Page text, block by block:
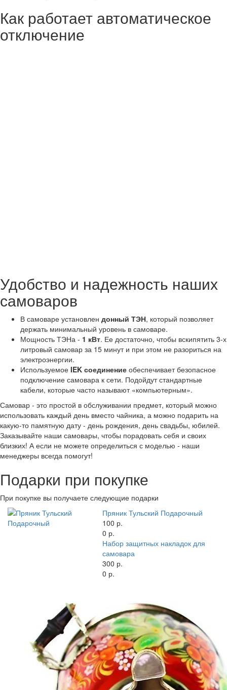
Как работает автоматическое
отключение
Удобство и надежность наших
самоваров
В самоваре установлен донный ТЭН, который позволяет
держать минимальный уровень в самоваре.
Мощность ТЭНа - 1 кВт. Ее достаточно, чтобы вскипятить 3-х
литровый самовар за 15 минут и при этом не разориться на
электроэнергии.
Используемое IEK соединение обеспечивает безопасное
подключение самовара к сети. Подойдут стандартные
кабели, которые часто называют «компьютерным».
Самовар - это простой в обслуживании предмет, который можно
использовать каждый день вместо чайника, а можно подарить на
какую-то памятную дату - день рождения, день свадьбы, юбилей.
Заказывайте наши самовары, чтобы порадовать себя и своих
близких! А если не можете определиться с моделью - наши
менеджеры всегда помогут!
Подарки при покупке
При покупке вы получаете следующие подарки
Пряник Тульский Подарочный
100 р.
0 р.
Набор защитных накладок для
самовара
300 р.
0 р.